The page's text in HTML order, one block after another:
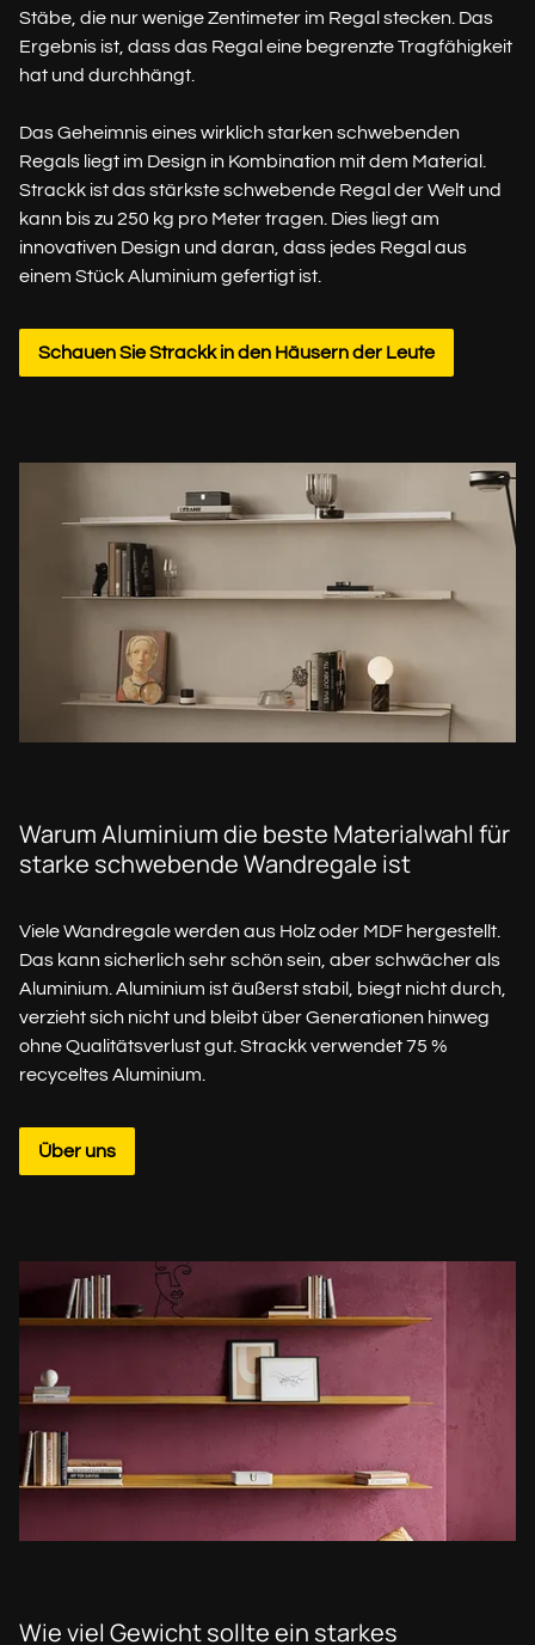
Stäbe, die nur wenige Zentimeter im Regal stecken. Das
Ergebnis ist, dass das Regal eine begrenzte Tragfähigkeit
hat und durchhängt.
Das Geheimnis eines wirklich starken schwebenden
Regals liegt im Design in Kombination mit dem Material.
Strackk ist das stärkste schwebende Regal der Welt und
kann bis zu 250 kg pro Meter tragen. Dies liegt am
innovativen Design und daran, dass jedes Regal aus
einem Stück Aluminium gefertigt ist.
Schauen Sie Strackk in den Häusern der Leute
Warum Aluminium die beste Materialwahl für
starke schwebende Wandregale ist
Viele Wandregale werden aus Holz oder MDF hergestellt.
Das kann sicherlich sehr schön sein, aber schwächer als
Aluminium. Aluminium ist äußerst stabil, biegt nicht durch,
verzieht sich nicht und bleibt über Generationen hinweg
ohne Qualitätsverlust gut. Strackk verwendet 75 %
recyceltes Aluminium.
Über uns
Wie viel Gewicht sollte ein starkes